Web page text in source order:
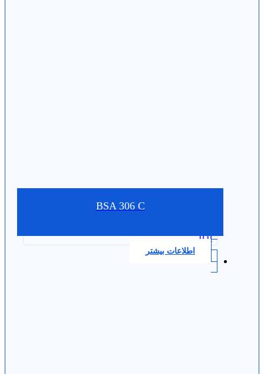
BSA 306 C
0.0
اطلاعات بیشتر